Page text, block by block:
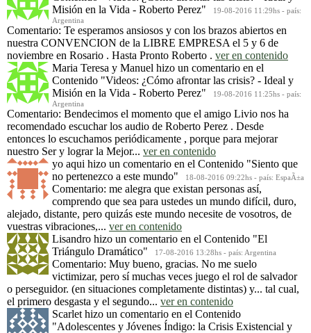
Misión en la Vida - Roberto Perez"
19-08-2016 11:29hs - país:
Argentina
Comentario: Te esperamos ansiosos y con los brazos abiertos en
nuestra CONVENCION de la LIBRE EMPRESA el 5 y 6 de
noviembre en Rosario . Hasta Pronto Roberto . ver en contenido
Maria Teresa y Manuel hizo un comentario en el
Contenido "Videos: ¿Cómo afrontar las crisis? - Ideal y
Misión en la Vida - Roberto Perez"
19-08-2016 11:25hs - país:
Argentina
Comentario: Bendecimos el momento que el amigo Livio nos ha
recomendado escuchar los audio de Roberto Perez . Desde
entonces lo escuchamos periódicamente , porque para mejorar
nuestro Ser y lograr la Mejor... ver en contenido
yo aqui hizo un comentario en el Contenido "Siento que
no pertenezco a este mundo"
18-08-2016 09:22hs - país: EspaÃ±a
Comentario: me alegra que existan personas así,
comprendo que sea para ustedes un mundo difícil, duro,
alejado, distante, pero quizás este mundo necesite de vosotros, de
vuestras vibraciones,... ver en contenido
Lisandro hizo un comentario en el Contenido "El
Triángulo Dramático"
17-08-2016 13:28hs - país: Argentina
Comentario: Muy bueno, gracias. No me suelo
victimizar, pero sí muchas veces juego el rol de salvador
o perseguidor. (en situaciones completamente distintas) y... tal cual,
el primero desgasta y el segundo... ver en contenido
Scarlet hizo un comentario en el Contenido
"Adolescentes y Jóvenes Índigo: la Crisis Existencial y